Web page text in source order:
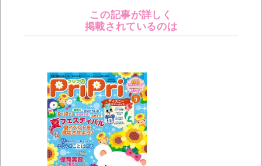
この記事が詳しく
掲載されているのは